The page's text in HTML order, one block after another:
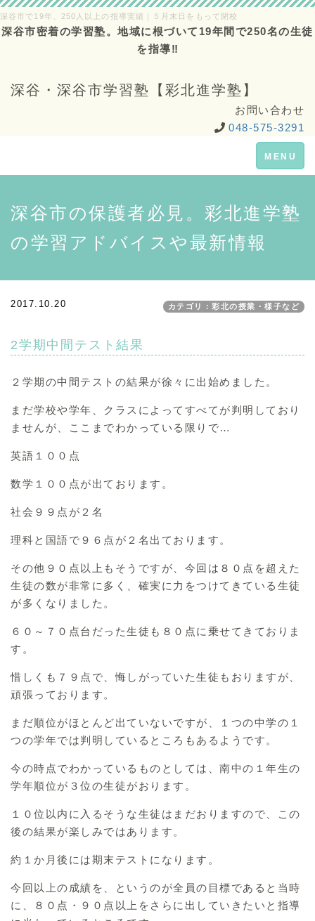
深谷市で19年、250人以上の指導実績｜５月末日をもって閉校
深谷市密着の学習塾。地域に根づいて19年間で250名の生徒
を指導‼
深谷・深谷市学習塾【彩北進学塾】
お問い合わせ
048-575-3291
Toggle
navigation
MENU
深谷市の保護者必見。彩北進学塾
の学習アドバイスや最新情報
2017.10.20 カテゴリ：彩北の授業・様子など
2学期中間テスト結果
２学期の中間テストの結果が徐々に出始めました。
まだ学校や学年、クラスによってすべてが判明しており
ませんが、ここまでわかっている限りで…
英語１００点
数学１００点が出ております。
社会９９点が２名
理科と国語で９６点が２名出ております。
その他９０点以上もそうですが、今回は８０点を超えた
生徒の数が非常に多く、確実に力をつけてきている生徒
が多くなりました。
６０～７０点台だった生徒も８０点に乗せてきておりま
す。
惜しくも７９点で、悔しがっていた生徒もおりますが、
頑張っております。
まだ順位がほとんど出ていないですが、１つの中学の１
つの学年では判明しているところもあるようです。
今の時点でわかっているものとしては、南中の１年生の
学年順位が３位の生徒がおります。
１０位以内に入るそうな生徒はまだおりますので、この
後の結果が楽しみではあります。
約１か月後には期末テストになります。
今回以上の成績を、というのが全員の目標であると当時
に、８０点・９０点以上をさらに出していきたいと指導